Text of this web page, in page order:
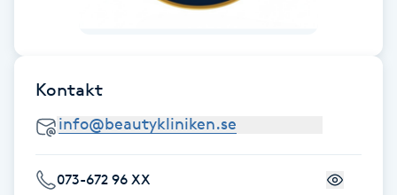
Hälsprickor
Idrottsmassage
Kontakt
073-672 96 XX